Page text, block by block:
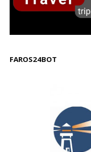
FAROS24BOT